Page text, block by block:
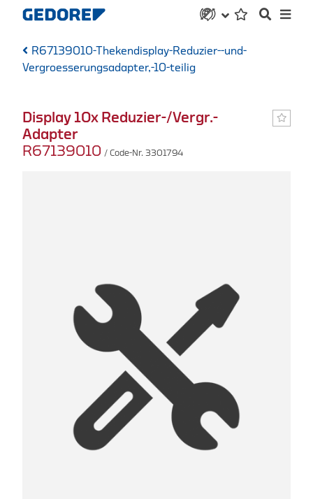
R67139010-Thekendisplay-Reduzier--und-
Vergroesserungsadapter,-10-teilig
Display 10x Reduzier-/Vergr.-
Adapter
R67139010 / Code-Nr. 3301794